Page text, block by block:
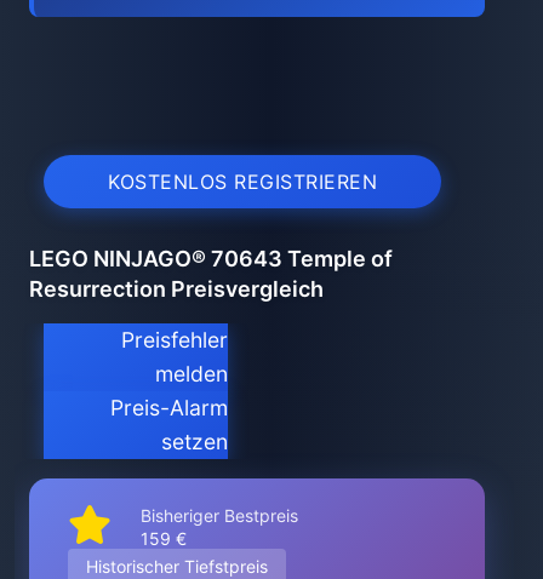
KOSTENLOS REGISTRIEREN
LEGO NINJAGO® 70643 Temple of
Resurrection Preisvergleich
Preisfehler
melden
Preis-Alarm
setzen
Bisheriger Bestpreis
159 €
Historischer Tiefstpreis